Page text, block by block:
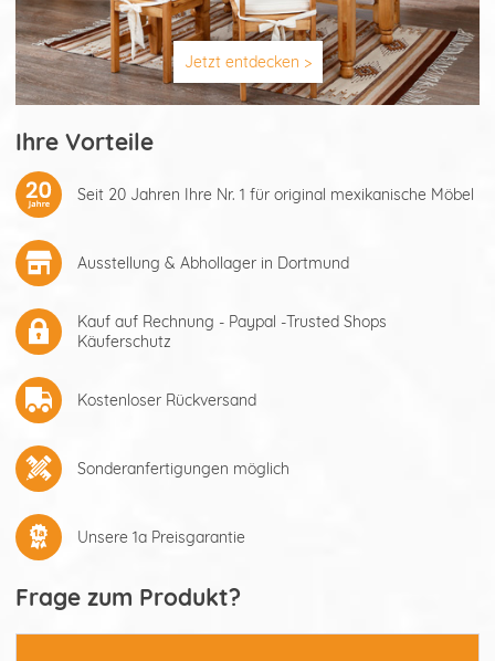
Jetzt entdecken >
Ihre Vorteile
Seit 20 Jahren Ihre Nr. 1 für original mexikanische Möbel
Ausstellung & Abhollager in Dortmund
Kauf auf Rechnung - Paypal -Trusted Shops
Käuferschutz
Kostenloser Rückversand
Sonderanfertigungen möglich
Unsere 1a Preisgarantie
Frage zum Produkt?